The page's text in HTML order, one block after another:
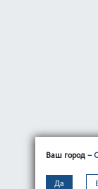
Ваш город –
Да